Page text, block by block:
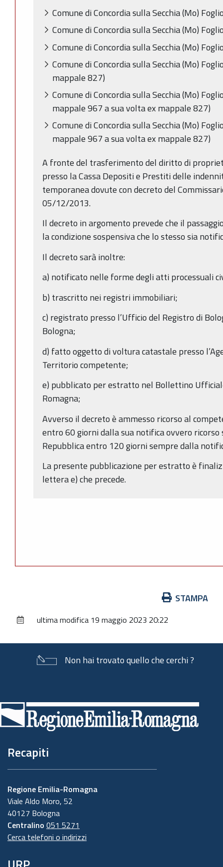
Comune di Concordia sulla Secchia (Mo)
Comune di Concordia sulla Secchia (Mo)
Comune di Concordia sulla Secchia (Mo)
Comune di Concordia sulla Secchia (Mo)
mappale 827)
Comune di Concordia sulla Secchia (Mo)
mappale 967 a sua volta ex mappale 827)
Comune di Concordia sulla Secchia (Mo)
mappale 967 a sua volta ex mappale 827)
A fronte del trasferimento del diritto di
presso la Cassa Depositi e Prestiti delle
temporanea dovute con decreto del
05/12/2013.
Il decreto in argomento prevede che il
la condizione sospensiva che lo stesso sia
Il decreto sarà inoltre:
a) notificato nelle forme degli atti processuali
b) trascritto nei registri immobiliari;
c) registrato presso l’Ufficio del Registro di
Bologna;
d) fatto oggetto di voltura catastale presso
Territorio competente;
e) pubblicato per estratto nel Bollettino
Romagna;
Avverso il decreto è ammesso ricorso al
entro 60 giorni dalla sua notifica ovvero
Repubblica entro 120 giorni sempre dalla
La presente pubblicazione per estratto è
lettera e) che precede.
documento
STAMPA
ultima modifica 19 maggio 2023 20:22
Non hai trovato quello che cerchi ?
di
pagina
Recapiti
Regione Emilia-Romagna
Viale Aldo Moro, 52
40127 Bologna
Centralino 051 5271
Cerca telefoni o indirizzi